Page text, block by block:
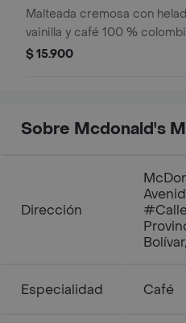
Malteada cremosa con
vainilla y café 100 %
$ 15.900
Sobre Mcdonald's
Dirección
Especialidad Café